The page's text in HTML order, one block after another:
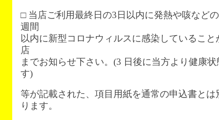
□ 当店ご利用最終日の3日以内に発熱や咳など
週間
以内に新型コロナウィルスに感染しているこ
店
までお知らせ下さい。(3 日後に当方より健康
す)
等が記載された、項目用紙を通常の申込書と
ります。